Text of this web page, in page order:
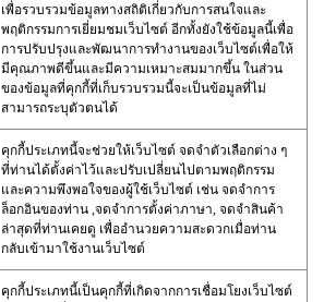
เพื่อรวบรวมข้อมูลทางสถิติเกี่ยวกับการสนใจและ
พฤติกรรมการเยี่ยมชมเว็บไซต์ อีกทั้งยังใช้ข้อมูลนี้เพื่อ
การปรับปรุงและพัฒนาการทำงานของเว็บไซต์เพื่อให้
มีคุณภาพดีขึ้นและมีความเหมาะสมมากขึ้น ในส่วน
ของข้อมูลที่คุกกี้ที่เก็บรวบรวมนี้จะเป็นข้อมูลที่ไม่
สามารถระบุตัวตนได้
คุกกี้ประเภทนี้จะช่วยให้เว็บไซต์ จดจำตัวเลือกต่าง ๆ
ที่ท่านได้ตั้งค่าไว้และปรับเปลี่ยนไปตามพฤติกรรม
และความพึงพอใจของผู้ใช้เว็บไซต์ เช่น จดจำการ
ล็อกอินของท่าน ,จดจำการตั้งค่าภาษา, จดจำสินค้า
ล่าสุดที่ท่านเคยดู เพื่ออำนวยความสะดวกเมื่อท่าน
กลับเข้ามาใช้งานเว็บไซต์
คุกกี้ประเภทนี้เป็นคุกกี้ที่เกิดจากการเชื่อมโยงเว็บไซต์